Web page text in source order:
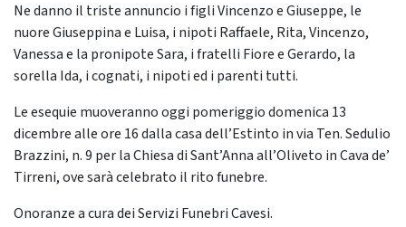
Ne danno il triste annuncio i figli Vincenzo e Giuseppe, le
nuore Giuseppina e Luisa, i nipoti Raffaele, Rita, Vincenzo,
Vanessa e la pronipote Sara, i fratelli Fiore e Gerardo, la
sorella Ida, i cognati, i nipoti ed i parenti tutti.
Le esequie muoveranno oggi pomeriggio domenica 13
dicembre alle ore 16 dalla casa dell’Estinto in via Ten. Sedulio
Brazzini, n. 9 per la Chiesa di Sant’Anna all’Oliveto in Cava de’
Tirreni, ove sarà celebrato il rito funebre.
Onoranze a cura dei Servizi Funebri Cavesi.